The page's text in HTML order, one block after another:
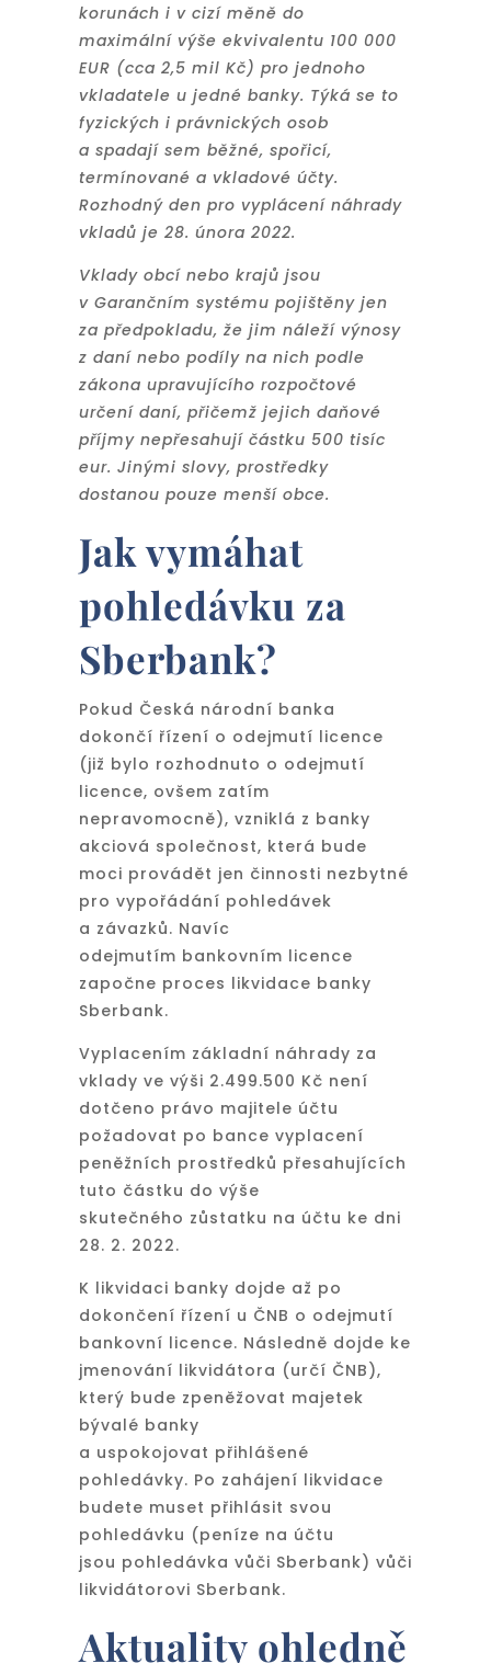
korunách i v cizí měně do
maximální výše ekvivalentu 100 000
EUR (cca 2,5 mil Kč) pro jednoho
vkladatele u jedné banky. Týká se to
fyzických i právnických osob
a spadají sem běžné, spořicí,
termínované a vkladové účty.
Rozhodný den pro vyplácení náhrady
vkladů je 28. února 2022.
Vklady obcí nebo krajů jsou
v Garančním systému pojištěny jen
za předpokladu, že jim náleží výnosy
z daní nebo podíly na nich podle
zákona upravujícího rozpočtové
určení daní, přičemž jejich daňové
příjmy nepřesahují částku 500 tisíc
eur. Jinými slovy, prostředky
dostanou pouze menší obce.
Jak vymáhat
pohledávku za
Sberbank?
Pokud Česká národní banka
dokončí řízení o odejmutí licence
(již bylo rozhodnuto o odejmutí
licence, ovšem zatím
nepravomocně), vzniklá z banky
akciová společnost, která bude
moci provádět jen činnosti nezbytné
pro vypořádání pohledávek
a závazků. Navíc
odejmutím bankovním licence
započne proces likvidace banky
Sberbank.
Vyplacením základní náhrady za
vklady ve výši 2.499.500 Kč není
dotčeno právo majitele účtu
požadovat po bance vyplacení
peněžních prostředků přesahujících
tuto částku do výše
skutečného zůstatku na účtu ke dni
28. 2. 2022.
K likvidaci banky dojde až po
dokončení řízení u ČNB o odejmutí
bankovní licence. Následně dojde ke
jmenování likvidátora (určí ČNB),
který bude zpeněžovat majetek
bývalé banky
a uspokojovat přihlášené
pohledávky. Po zahájení likvidace
budete muset přihlásit svou
pohledávku (peníze na účtu
jsou pohledávka vůči Sberbank) vůči
likvidátorovi Sberbank.
Aktuality ohledně